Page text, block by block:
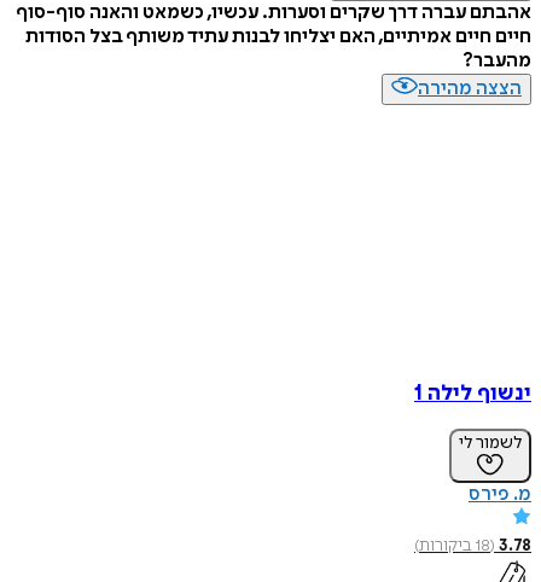
אהבתם עברה דרך שקרים וסערות. עכשיו, כשמאט והאנה סוף-סוף
חיים חיים אמיתיים, האם יצליחו לבנות עתיד משותף בצל הסודות
מהעבר?
הצצה מהירה
ינשוף לילה 1
לשמור לי
מ. פירס
3.78
(
18ביקורות)